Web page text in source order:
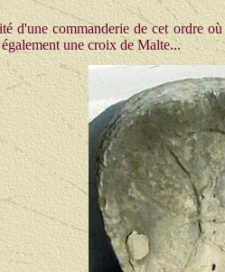
d'une commanderie de cet ordre
une croix de Malte...